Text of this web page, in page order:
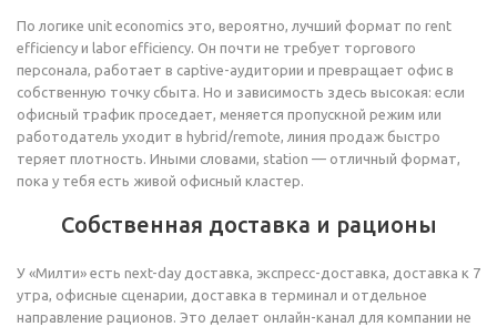
По логике unit economics это, вероятно, лучший формат по rent
efficiency и labor efficiency. Он почти не требует торгового
персонала, работает в captive-аудитории и превращает офис в
собственную точку сбыта. Но и зависимость здесь высокая: если
офисный трафик проседает, меняется пропускной режим или
работодатель уходит в hybrid/remote, линия продаж быстро
теряет плотность. Иными словами, station — отличный формат,
пока у тебя есть живой офисный кластер.
Собственная доставка и рационы
У «Милти» есть next-day доставка, экспресс-доставка, доставка к 7
утра, офисные сценарии, доставка в терминал и отдельное
направление рационов. Это делает онлайн-канал для компании не